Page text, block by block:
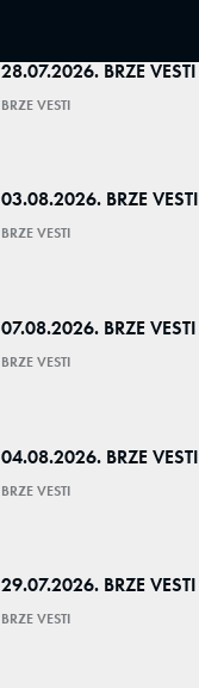
28.07.2026. BRZE VESTI
BRZE VESTI
03.08.2026. BRZE VESTI
BRZE VESTI
07.08.2026. BRZE VESTI
BRZE VESTI
04.08.2026. BRZE VESTI
BRZE VESTI
29.07.2026. BRZE VESTI
BRZE VESTI